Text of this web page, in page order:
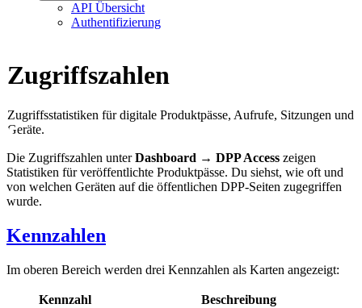
API Übersicht
Authentifizierung
Zugriffszahlen
Zugriffsstatistiken für digitale Produktpässe, Aufrufe, Sitzungen und
Geräte.
Die Zugriffszahlen unterDashboard → DPP Access zeigen
Statistiken für veröffentlichte Produktpässe. Du siehst, wie oft und
von welchen Geräten auf die öffentlichen DPP-Seiten zugegriffen
wurde.
Kennzahlen
Im oberen Bereich werden drei Kennzahlen als Karten angezeigt:
Kennzahl
Beschreibung